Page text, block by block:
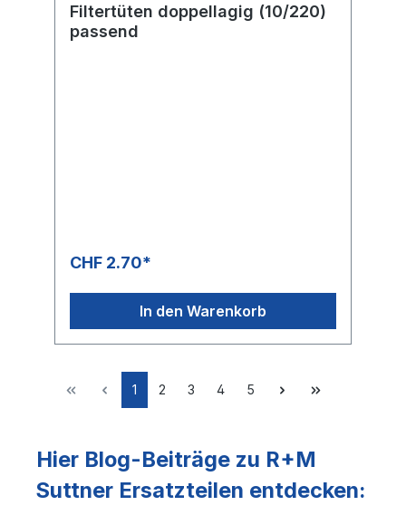
Filtertüten doppellagig (10/220)
passend
CHF 2.70*
In den Warenkorb
1 2 3 4 5
Hier Blog-Beiträge zu R+M
Suttner Ersatzteilen entdecken: